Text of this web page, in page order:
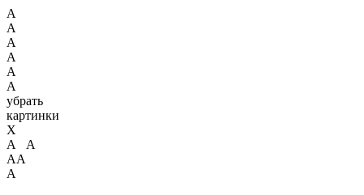
А
А
А
А
А
А
убрать
картинки
X
А А
АА
А